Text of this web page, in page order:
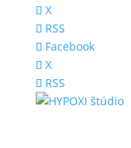
X
RSS
Facebook
X
RSS